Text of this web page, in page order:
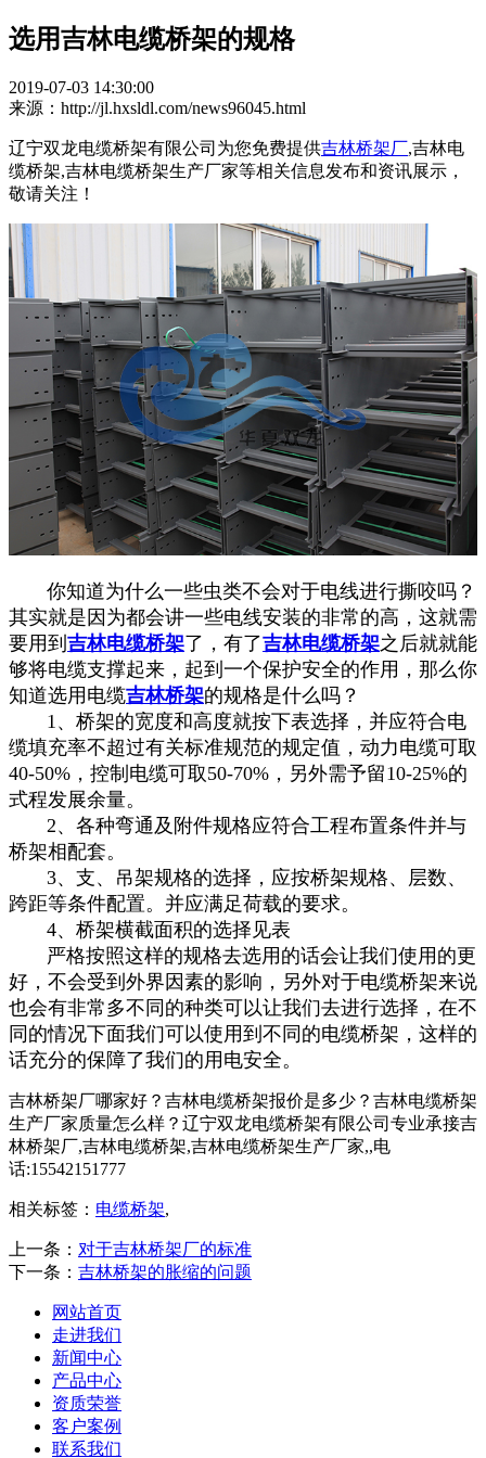
选用吉林电缆桥架的规格
2019-07-03 14:30:00
来源：http://jl.hxsldl.com/news96045.html
辽宁双龙电缆桥架有限公司为您免费提供吉林桥架厂,吉林电
缆桥架,吉林电缆桥架生产厂家等相关信息发布和资讯展示，
敬请关注！
你知道为什么一些虫类不会对于电线进行撕咬吗？
其实就是因为都会讲一些电线安装的非常的高，这就需
要用到 吉林电缆桥架了，有了吉林电缆桥架之后就就能
够将电缆支撑起来，起到一个保护安全的作用，那么你
知道选用电缆吉林桥架的规格是什么吗？
1、桥架的宽度和高度就按下表选择，并应符合电
缆填充率不超过有关标准规范的规定值，动力电缆可取
40-50%，控制电缆可取50-70%，另外需予留10-25%的
式程发展余量。
2、各种弯通及附件规格应符合工程布置条件并与
桥架相配套。
3、支、吊架规格的选择，应按桥架规格、层数、
跨距等条件配置。并应满足荷载的要求。
4、桥架横截面积的选择见表
严格按照这样的规格去选用的话会让我们使用的更
好，不会受到外界因素的影响，另外对于电缆桥架来说
也会有非常多不同的种类可以让我们去进行选择，在不
同的情况下面我们可以使用到不同的电缆桥架，这样的
话充分的保障了我们的用电安全。
吉林桥架厂哪家好？吉林电缆桥架报价是多少？吉林电缆桥架
生产厂家质量怎么样？辽宁双龙电缆桥架有限公司专业承接吉
林桥架厂,吉林电缆桥架,吉林电缆桥架生产厂家,,电
话:15542151777
相关标签： 电缆桥架,
上一条： 对于吉林桥架厂的标准
下一条： 吉林桥架的胀缩的问题
网站首页
走进我们
新闻中心
产品中心
资质荣誉
客户案例
联系我们